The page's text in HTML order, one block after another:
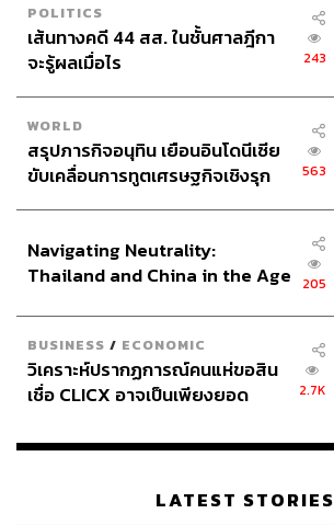
POLITICS
เส้นทางคดี 44 สส. ในชั้นศาลฎีกา
จะรู้ผลเมื่อไร
243
WORLD
สรุปภารกิจอนุทิน เยือนอินโดนีเซีย
ขับเคลื่อนการทูตเศรษฐกิจเชิงรุก
563
Navigating Neutrality:
Thailand and China in the Age
205
BUSINESS / ECONOMIC
วิเคราะห์ปรากฏการณ์คนแห่ขอสิน
เชื่อ CLICX อาจเป็นเพียงยอด
เรือนไทยที่ถูกซุกไว้
2.7K
LATEST STORIES